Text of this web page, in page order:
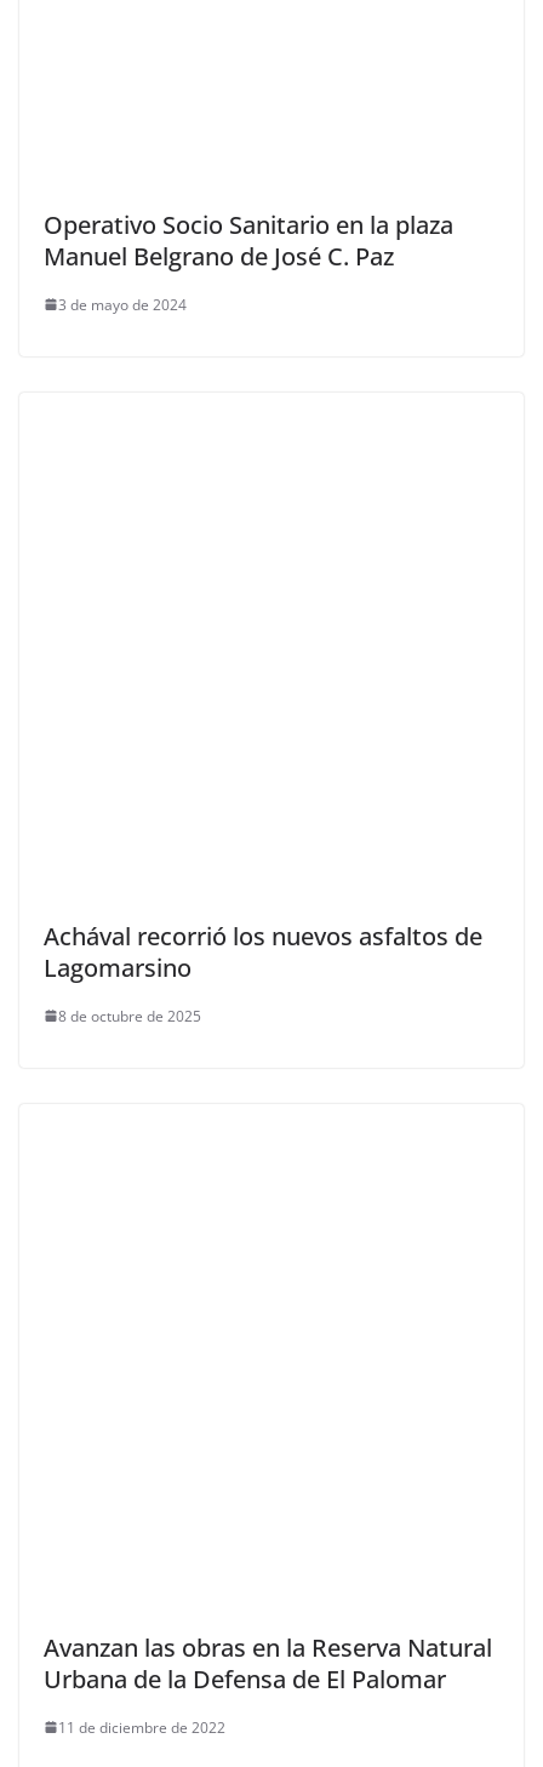
Operativo Socio Sanitario en la plaza
Manuel Belgrano de José C. Paz
3 de mayo de 2024
Achával recorrió los nuevos asfaltos de
Lagomarsino
8 de octubre de 2025
Avanzan las obras en la Reserva Natural
Urbana de la Defensa de El Palomar
11 de diciembre de 2022